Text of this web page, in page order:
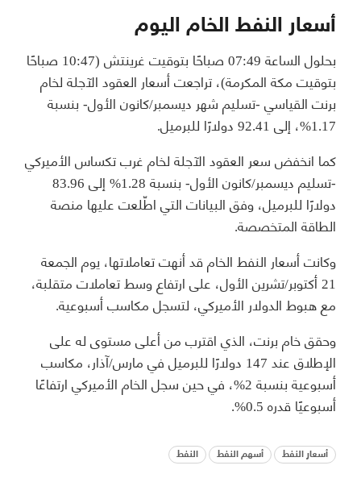
أسعار النفط الخام اليوم
بحلول الساعة 07:49 صباحًا بتوقيت غرينتش (10:47 صباحًا
بتوقيت مكة المكرمة)، تراجعت أسعار العقود الآجلة لخام
برنت القياسي -تسليم شهر ديسمبر/كانون الأول- بنسبة
1.17%، إلى 92.41 دولارًا للبرميل.
كما انخفض سعر العقود الآجلة لخام غرب تكساس الأميركي
-تسليم ديسمبر/كانون الأول- بنسبة 1.28% إلى 83.96
دولارًا للبرميل، وفق البيانات التي اطّلعت عليها منصة
الطاقة المتخصصة.
وكانت أسعار النفط الخام قد أنهت تعاملاتها، يوم الجمعة
21 أكتوبر/تشرين الأول، على ارتفاع وسط تعاملات متقلبة،
مع هبوط الدولار الأميركي، لتسجل مكاسب أسبوعية.
وحقق خام برنت، الذي اقترب من أعلى مستوى له على
الإطلاق عند 147 دولارًا للبرميل في مارس/آذار، مكاسب
أسبوعية بنسبة 2%، في حين سجل الخام الأميركي ارتفاعًا
أسبوعيًا قدره 0.5%.
أسعار النفط أسهم النفط النفط